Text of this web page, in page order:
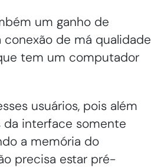
um ganho de
de má qualidade
tem um computador
usuários, pois além
da interface somente
a memória do
precisa estar pré-